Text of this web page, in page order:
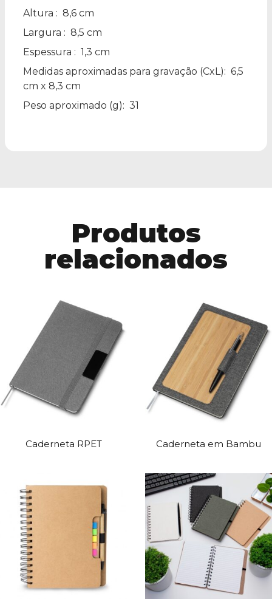
Altura : 8,6 cm
Largura : 8,5 cm
Espessura : 1,3 cm
Medidas aproximadas para gravação (CxL): 6,5
cm x 8,3 cm
Peso aproximado (g): 31
Produtos
relacionados
Caderneta RPET Caderneta em Bambu